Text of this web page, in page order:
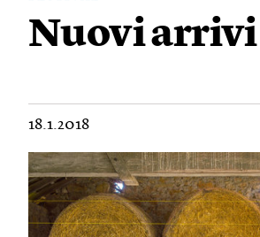
Nuovi
18.1.2018